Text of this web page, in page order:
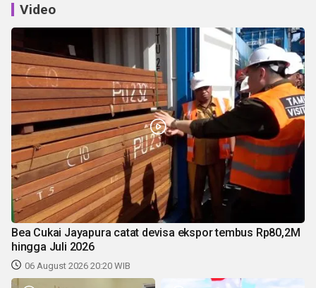
Video
Bea Cukai Jayapura catat devisa ekspor tembus Rp80,2M
hingga Juli 2026
06 August 2026 20:20 WIB